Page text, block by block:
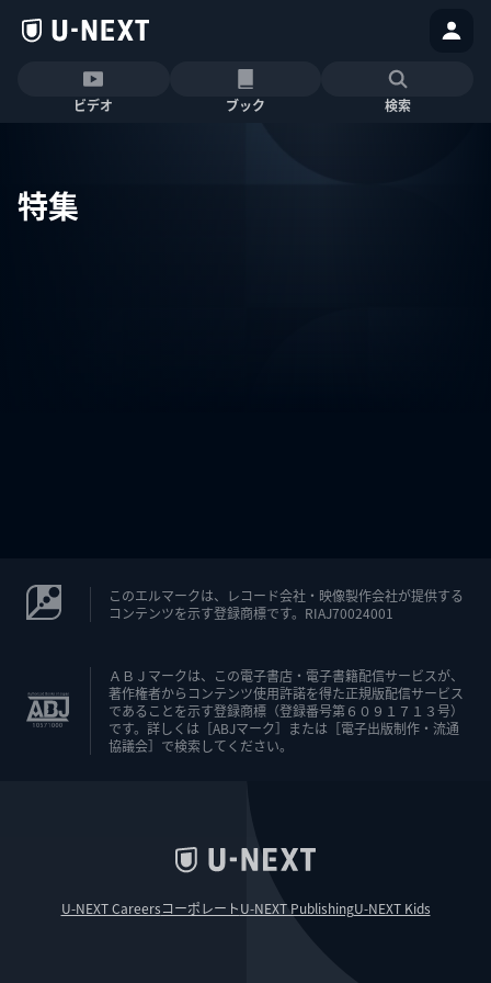
ビデオ ブック 検索
特集
このエルマークは、レコード会社・映像製作会社が提供する
コンテンツを示す登録商標です。RIAJ70024001
ＡＢＪマークは、この電子書店・電子書籍配信サービスが、
著作権者からコンテンツ使用許諾を得た正規版配信サービス
であることを示す登録商標（登録番号第６０９１７１３号）
です。詳しくは［ABJマーク］または［電子出版制作・流通
協議会］で検索してください。
U-NEXT CareersコーポレートU-NEXT PublishingU-NEXT Kids